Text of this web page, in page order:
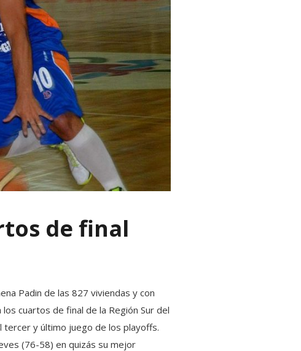
de final
Padin de las 827 viviendas y con
cuartos de final de la Región Sur del
tercer y último juego de los playoffs.
(76-58) en quizás su mejor